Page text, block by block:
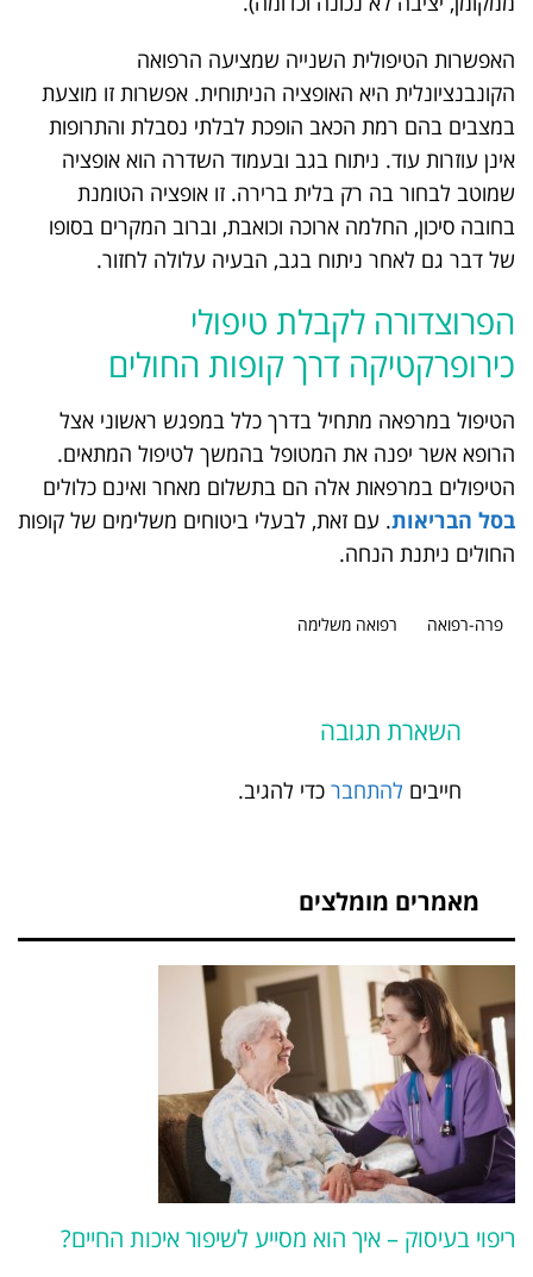
האפשרות הטיפולית השנייה שמציעה הרפואה
הקונבנציונלית היא האופציה הניתוחית. אפשרות זו מוצעת
במצבים בהם רמת הכאב הופכת לבלתי נסבלת והתרופות
אינן עוזרות עוד. ניתוח בגב ובעמוד השדרה הוא אופציה
שמוטב לבחור בה רק בלית ברירה. זו אופציה הטומנת
בחובה סיכון, החלמה ארוכה וכואבת, וברוב המקרים בסופו
של דבר גם לאחר ניתוח בגב, הבעיה עלולה לחזור.
הפרוצדורה לקבלת טיפולי
כירופרקטיקה דרך קופות החולים
הטיפול במרפאה מתחיל בדרך כלל במפגש ראשוני אצל
הרופא אשר יפנה את המטופל בהמשך לטיפול המתאים.
הטיפולים במרפאות אלה הם בתשלום מאחר ואינם כלולים
בסל הבריאות. עם זאת, לבעלי ביטוחים משלימים של קופות
החולים ניתנת הנחה.
פרה-רפואה רפואה משלימה
השארת תגובה
חייבים להתחבר כדי להגיב.
מאמרים מומלצים
ריפוי בעיסוק – איך הוא מסייע לשיפור איכות החיים?